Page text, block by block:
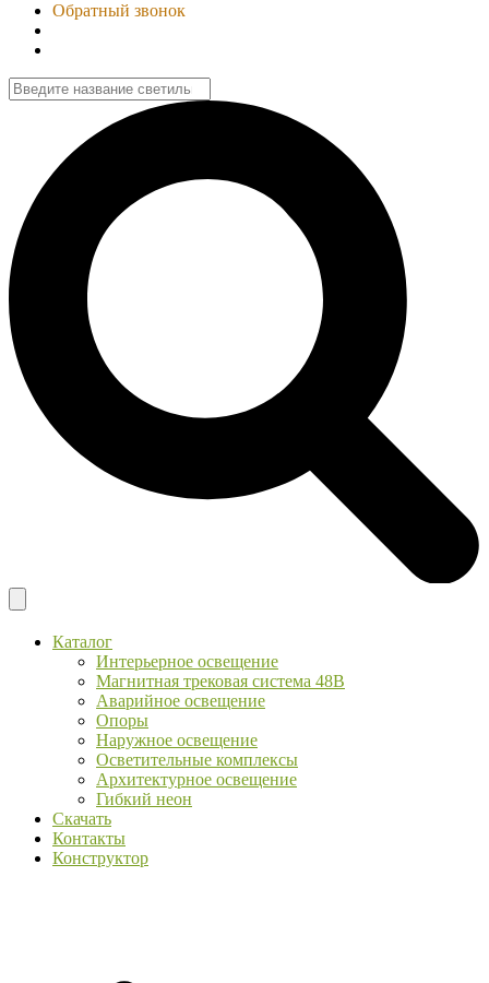
Обратный звонок
Каталог
Интерьерное освещение
Магнитная трековая система 48В
Аварийное освещение
Опоры
Наружное освещение
Осветительные комплексы
Архитектурное освещение
Гибкий неон
Скачать
Контакты
Конструктор